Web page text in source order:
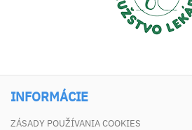
INFORMÁCIE
ZÁSADY POUŽÍVANIA COOKIES